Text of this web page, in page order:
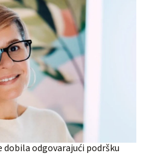
dobila odgovarajući podršku